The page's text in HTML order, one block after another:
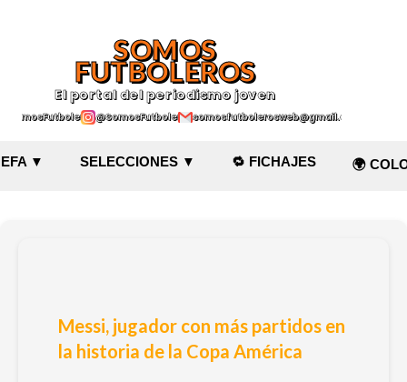
SOMOS
FUTBOLEROS
El portal del periodismo joven
@SomosFutbolerossomosfutbolerosweb@gmail.com
▼ SELECCIONES ▼ 🔁 FICHAJES 🌍
Messi, jugador con más partidos en
la historia de la Copa América